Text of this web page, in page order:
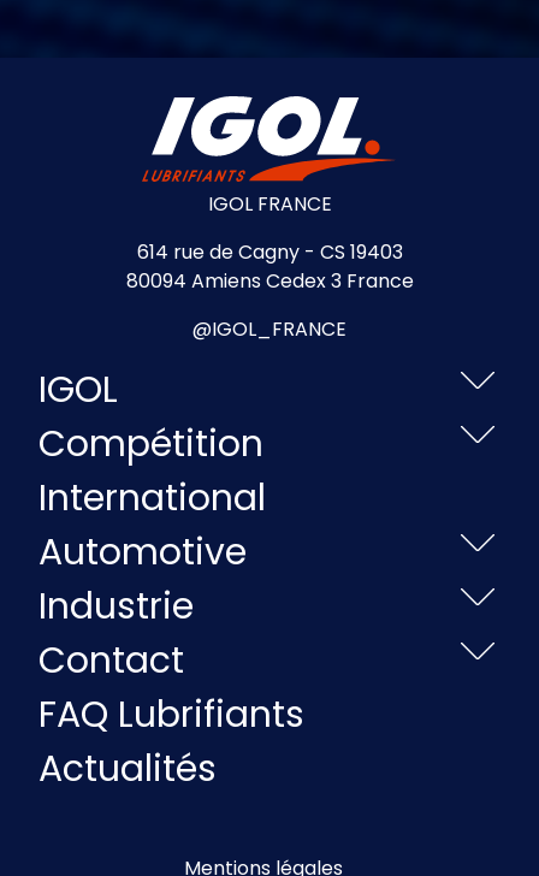
IGOL FRANCE
614 rue de Cagny - CS 19403
80094 Amiens Cedex 3 France
@IGOL_FRANCE
IGOL
Compétition
International
Automotive
Industrie
Contact
FAQ Lubrifiants
Actualités
Mentions légales